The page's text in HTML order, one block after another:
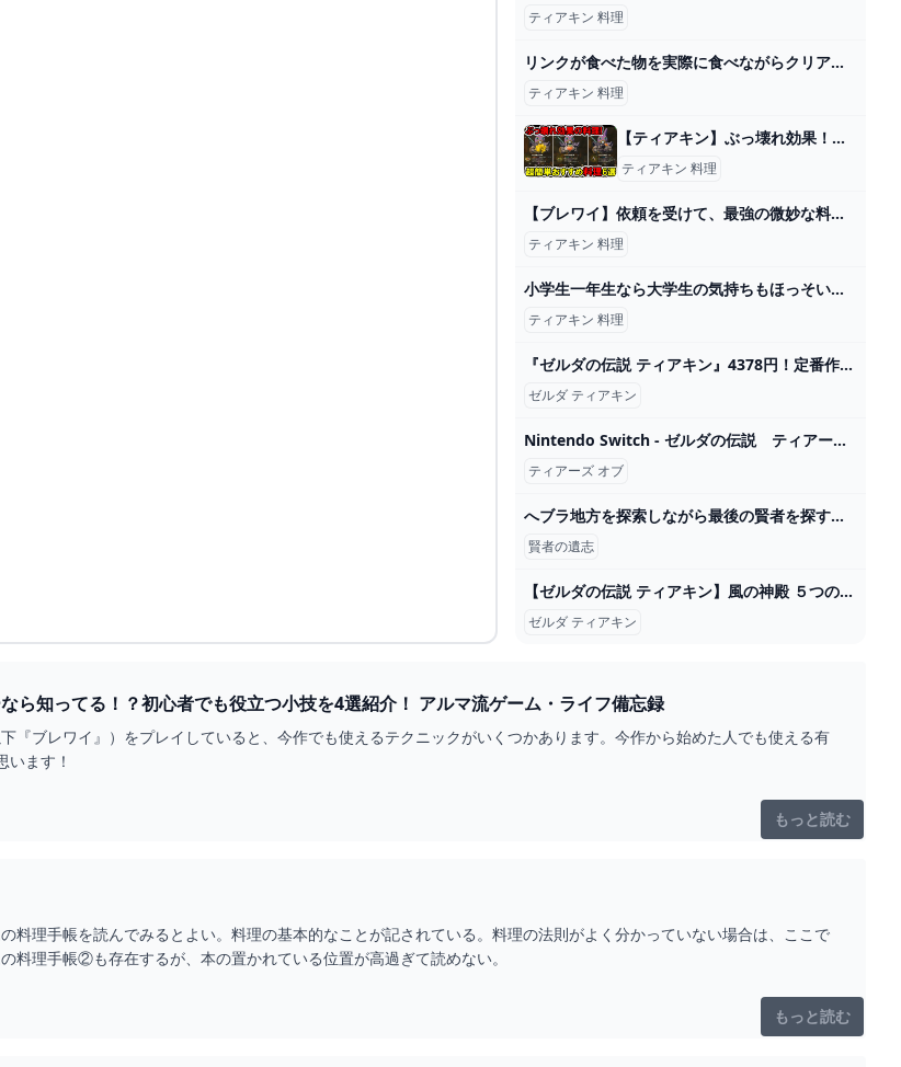
ティアキン 料理
リンクが食べた物を実際に食べながらクリア目指す企画で再現度高い料理食べてみたｗｗｗ【ティアキン】【料理】【ゼルダの伝説ティアーズオブザキングダム】Part7 - YouTube
ティアキン 料理
【ティアキン】ぶっ壊れ効果！おすすめ料理！序盤で簡単に作れます！【ゼルダの伝説】 - YouTube
ティアキン 料理
【ブレワイ】依頼を受けて、最強の微妙な料理を作ってみた【ドリカラ】【ゼルダの伝説ブレスオブザワイルドBotWゼル伝字幕実況】 - YouTube
ティアキン 料理
小学生一年生なら大学生の気持ちもほっそい羽で持って行ける : コミックエッセイ えむふじんがあらわれた Powered by ライブドアブログ
ティアキン 料理
『ゼルダの伝説 ティアキン』4378円！定番作から今年の新作まで、ゲオ店舗のブラックフライデーセールを現地調査 インサイド
ゼルダ ティアキン
Nintendo Switch - ゼルダの伝説 ティアーズ オブ ザ キングダム Switchの通販 by ハクs shop｜ニンテンドースイッチならラクマ
ティアーズ オブ
へブラ地方を探索しながら最後の賢者を探す旅に出ます【ゼルダの伝説 ティアーズオブザキングダム】#16 - YouTube
賢者の遺志
【ゼルダの伝説 ティアキン】風の神殿 ５つの鍵の場所 ダンジョン完全攻略【ゼルダの伝説 ティアーズ オブ ザ キングダム】【totk】 - YouTube
ゼルダ ティアキン
【ティアキン】前作プレイヤーなら知ってる！？初心者でも役立つ小技を4選紹介！ アルマ流ゲーム・ライフ備忘録
『ブレワイ』）をプレイしていると、今作でも使えるテクニックがいくつかあります。今作から始めた人でも使える有
います！
もっと読む
料理手帳を読んでみるとよい。料理の基本的なことが記されている。料理の法則がよく分かっていない場合は、ここで
料理手帳②も存在するが、本の置かれている位置が高過ぎて読めない。
もっと読む